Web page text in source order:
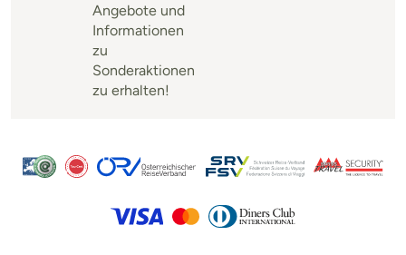
Angebote und
Informationen
zu
Sonderaktionen
zu erhalten!